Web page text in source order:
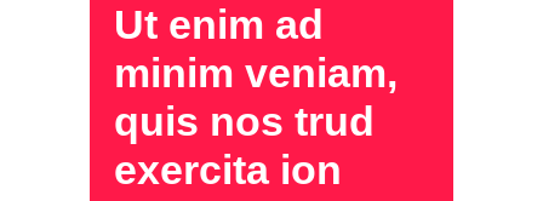
Ut enim ad
minim veniam,
quis nos trud
exercita ion